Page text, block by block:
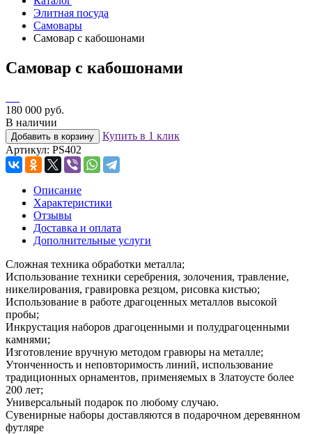
Элитная посуда
Самовары
Самовар с кабошонами
Самовар с кабошонами
180 000 руб.
В наличии
Добавить в корзину
Купить в 1 клик
Артикул: PS402
Описание
Характеристики
Отзывы
Доставка и оплата
Дополнительные услуги
Сложная техника обработки металла;
Использование техники серебрения, золочения, травление,
никелирования, гравировка резцом, рисовка кистью;
Использование в работе драгоценных металлов высокой
пробы;
Инкрустация наборов драгоценными и полудрагоценными
камнями;
Изготовление вручную методом гравюры на металле;
Утонченность и неповторимость линий, использование
традиционных орнаментов, применяемых в Златоусте более
200 лет;
Универсальный подарок по любому случаю.
Сувенирные наборы доставляются в подарочном деревянном
футляре